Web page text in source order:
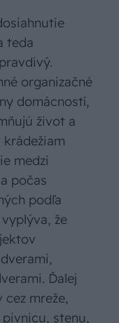
teda
organizačné
domácností,
život a
medzi
počas
podľa
že
Ďalej
mreže,
stenu,